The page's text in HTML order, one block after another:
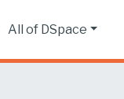
All of DSpace